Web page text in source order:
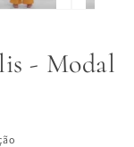
- Modal